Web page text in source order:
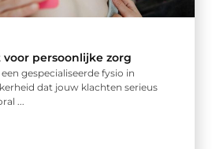
persoonlijke zorg
gespecialiseerde fysio in
dat jouw klachten serieus
...